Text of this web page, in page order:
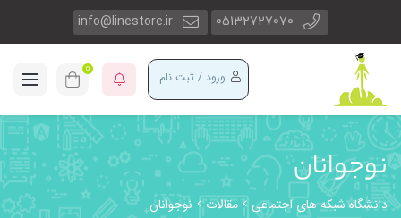
05132727070
info@linestore.ir
ورود / ثبت نام 0
نوجوانان
دانشگاه شبکه های اجتماعی مقالات نوجوانان